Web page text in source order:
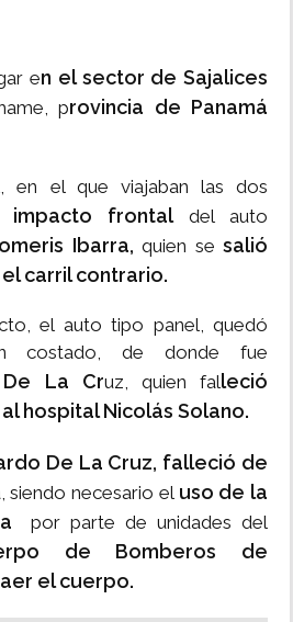
en el sector de Sajalices
provincia de Panamá
en el que viajaban las dos
impacto frontaldel auto
Ibarra, quien se salió
carril contrario.
el auto tipo panel, quedó
costado, de donde fue
De La Cruz, quien falleció
hospital Nicolás Solano.
De La Cruz, falleció de
siendo necesario el uso de la
por parte de unidades del
de Bomberos de
el cuerpo.